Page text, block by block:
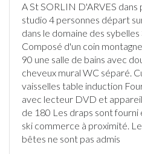
A St SORLIN D'ARVES
studio 4 personnes départ
dans le domaine des
Composé d'un coin
90 une salle de bains avec
cheveux mural WC séparé.
vaisselles table induction
avec lecteur DVD et
de 180 Les draps sont fourni
ski commerce à proximité.
bêtes ne sont pas admis